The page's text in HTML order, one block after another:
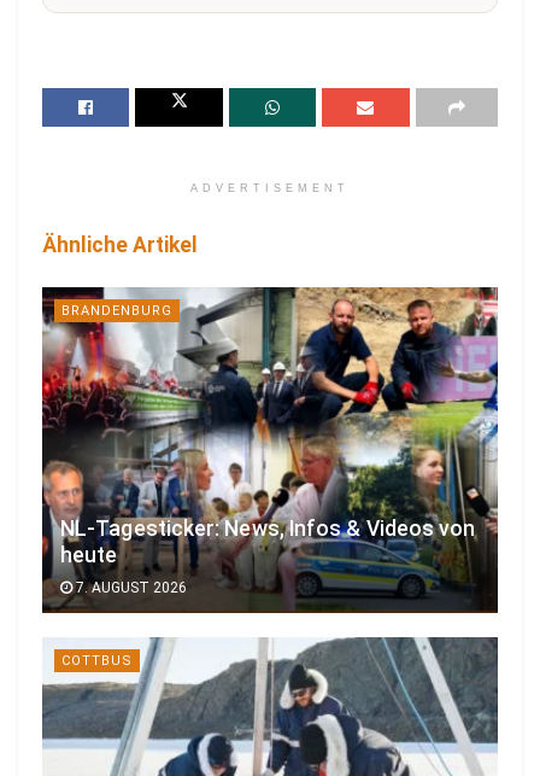
ADVERTISEMENT
Ähnliche Artikel
BRANDENBURG
NL-Tagesticker: News, Infos & Videos von
heute
7. AUGUST 2026
COTTBUS